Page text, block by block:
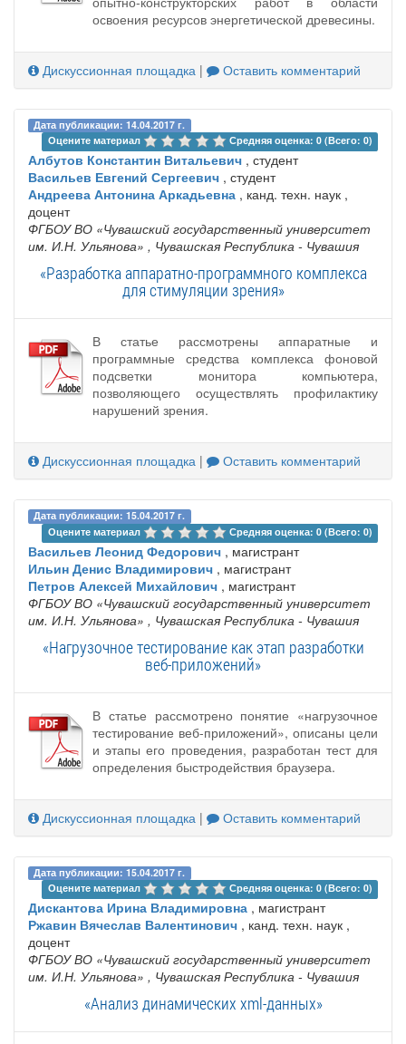
освоения ресурсов энергетической древесины.
Дискуссионная площадка | Оставить комментарий
Дата публикации: 14.04.2017 г.
Оцените материал
Средняя оценка: 0 (Всего: 0)
Албутов Константин Витальевич , студент
Васильев Евгений Сергеевич , студент
Андреева Антонина Аркадьевна , канд. техн. наук ,
доцент
ФГБОУ ВО «Чувашский государственный университет
им. И.Н. Ульянова» , Чувашская Республика - Чувашия
«Разработка аппаратно-программного комплекса
для стимуляции зрения»
В статье рассмотрены аппаратные и
программные средства комплекса фоновой
подсветки монитора компьютера,
позволяющего осуществлять профилактику
нарушений зрения.
Дискуссионная площадка | Оставить комментарий
Дата публикации: 15.04.2017 г.
Оцените материал
Средняя оценка: 0 (Всего: 0)
Васильев Леонид Федорович , магистрант
Ильин Денис Владимирович , магистрант
Петров Алексей Михайлович , магистрант
ФГБОУ ВО «Чувашский государственный университет
им. И.Н. Ульянова» , Чувашская Республика - Чувашия
«Нагрузочное тестирование как этап разработки
веб-приложений»
В статье рассмотрено понятие «нагрузочное
тестирование веб-приложений», описаны цели
и этапы его проведения, разработан тест для
определения быстродействия браузера.
Дискуссионная площадка | Оставить комментарий
Дата публикации: 15.04.2017 г.
Оцените материал
Средняя оценка: 0 (Всего: 0)
Дискантова Ирина Владимировна , магистрант
Ржавин Вячеслав Валентинович , канд. техн. наук ,
доцент
ФГБОУ ВО «Чувашский государственный университет
им. И.Н. Ульянова» , Чувашская Республика - Чувашия
«Анализ динамических xml-данных»